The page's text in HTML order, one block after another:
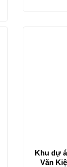
Khu dự
Văn